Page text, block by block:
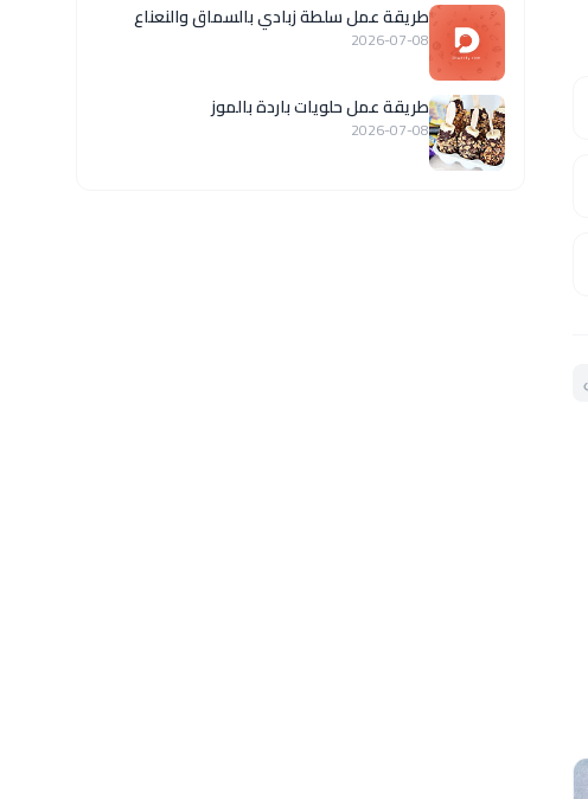
طريقة عمل سلطة زبادي بالسماق والنعناع
2026-07-08
طريقة عمل حلويات باردة بالموز
2026-07-08